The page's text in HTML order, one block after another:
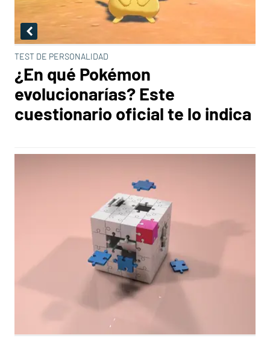
TEST DE PERSONALIDAD
¿En qué Pokémon
evolucionarías? Este
cuestionario oficial te lo indica